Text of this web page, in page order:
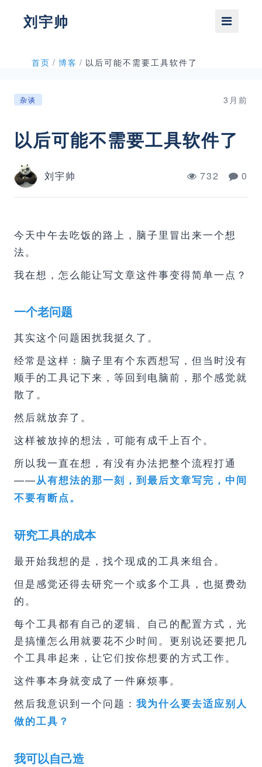
刘宇帅
首页 / 博客 / 以后可能不需要工具软件了
杂谈 3月前
以后可能不需要工具软件了
刘宇帅 732 0
今天中午去吃饭的路上，脑子里冒出来一个想
法。
我在想，怎么能让写文章这件事变得简单一点？
一个老问题
其实这个问题困扰我挺久了。
经常是这样：脑子里有个东西想写，但当时没有
顺手的工具记下来，等回到电脑前，那个感觉就
散了。
然后就放弃了。
这样被放掉的想法，可能有成千上百个。
所以我一直在想，有没有办法把整个流程打通
——从有想法的那一刻，到最后文章写完，中间
不要有断点。
研究工具的成本
最开始我想的是，找个现成的工具来组合。
但是感觉还得去研究一个或多个工具，也挺费劲
的。
每个工具都有自己的逻辑、自己的配置方式，光
是搞懂怎么用就要花不少时间。更别说还要把几
个工具串起来，让它们按你想要的方式工作。
这件事本身就变成了一件麻烦事。
然后我意识到一个问题： 我为什么要去适应别人
做的工具？
我可以自己造